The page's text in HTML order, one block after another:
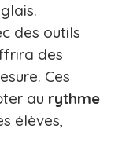
des outils
des
Ces
au rythme
élèves,